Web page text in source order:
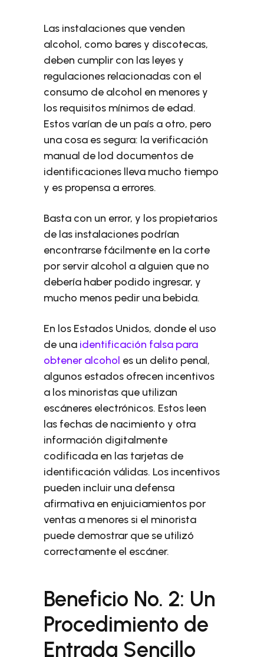
Las instalaciones que venden
alcohol, como bares y discotecas,
deben cumplir con las leyes y
regulaciones relacionadas con el
consumo de alcohol en menores y
los requisitos mínimos de edad.
Estos varían de un país a otro, pero
una cosa es segura: la verificación
manual de lod documentos de
identificaciones lleva mucho tiempo
y es propensa a errores.
Basta con un error, y los propietarios
de las instalaciones podrían
encontrarse fácilmente en la corte
por servir alcohol a alguien que no
debería haber podido ingresar, y
mucho menos pedir una bebida.
En los Estados Unidos, donde el uso
de una identificación falsa para
obtener alcohol es un delito penal,
algunos estados ofrecen incentivos
a los minoristas que utilizan
escáneres electrónicos. Estos leen
las fechas de nacimiento y otra
información digitalmente
codificada en las tarjetas de
identificación válidas. Los incentivos
pueden incluir una defensa
afirmativa en enjuiciamientos por
ventas a menores si el minorista
puede demostrar que se utilizó
correctamente el escáner.
Beneficio No. 2: Un
Procedimiento de
Entrada Sencillo